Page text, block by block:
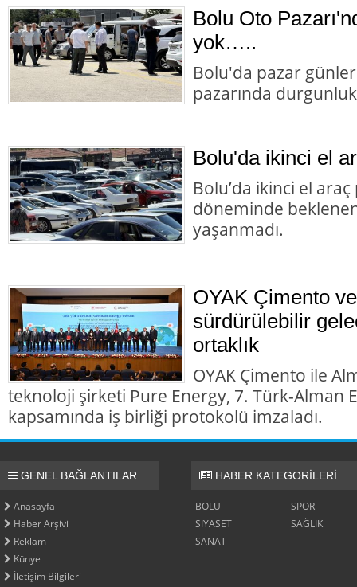
Bolu Oto
yok…..
Bolu'da pazar
pazarında
Bolu'da ikinci el
Bolu’da ikinci el
döneminde
yaşanmadı.
OYAK Çimento
sürdürülebilir
ortaklık
OYAK Çimento ile
teknoloji şirketi Pure Energy, 7. Türk-Alman
kapsamında iş birliği protokolü imzaladı.
GENEL BAĞLANTILAR
Anasayfa
Haber Arşivi
Reklam
Künye
İletişim Bilgileri
HABER KATEGORİLERİ
BOLU
SPOR
SİYASET
SAĞLIK
SANAT